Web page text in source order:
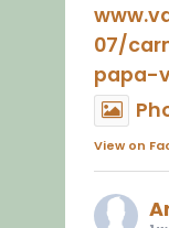
07/
papa-
View on